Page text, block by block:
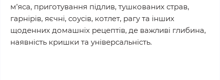
м’яса, приготування підлив, тушкованих страв,
гарнірів, яєчні, соусів, котлет, рагу та інших
щоденних домашніх рецептів, де важливі глибина,
наявність кришки та універсальність.